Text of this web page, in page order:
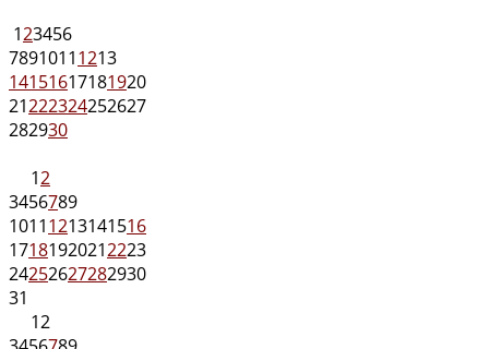
123456
78910111213
14151617181920
21222324252627
282930
12
3456789
10111213141516
17181920212223
24252627282930
31
12